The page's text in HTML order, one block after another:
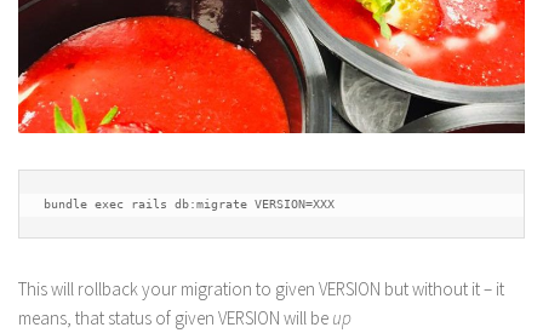
bundle exec rails db:migrate VERSION=XXX
This will rollback your migration to given VERSION but without it – it
means, that status of given VERSION will be up